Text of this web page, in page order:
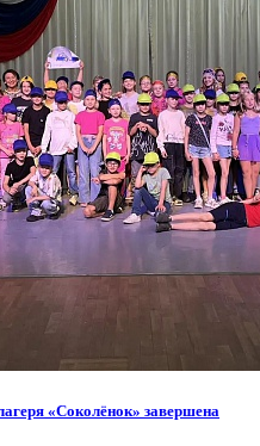
«Соколёнок» завершена